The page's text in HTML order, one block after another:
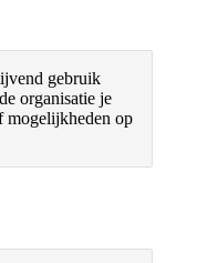
gebruik
organisatie je
op